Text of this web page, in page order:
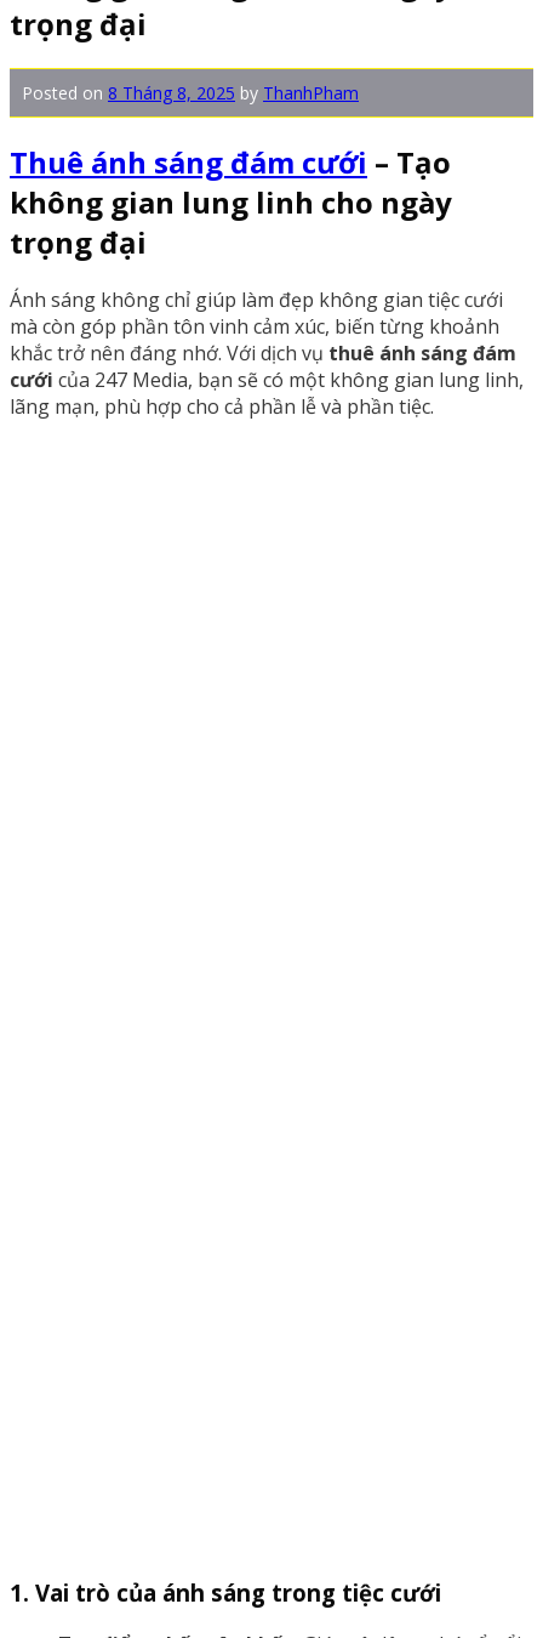
trọng đại
Posted on 8 Tháng 8, 2025 by ThanhPham
Thuê ánh sáng đám cưới – Tạo
không gian lung linh cho ngày
trọng đại
Ánh sáng không chỉ giúp làm đẹp không gian tiệc cưới
mà còn góp phần tôn vinh cảm xúc, biến từng khoảnh
khắc trở nên đáng nhớ. Với dịch vụ thuê ánh sáng đám
cưới của 247 Media, bạn sẽ có một không gian lung linh,
lãng mạn, phù hợp cho cả phần lễ và phần tiệc.
1. Vai trò của ánh sáng trong tiệc cưới